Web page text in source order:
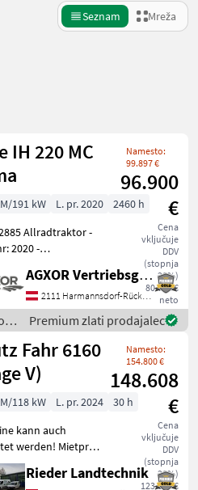
Seznam Mreža
Filtri
IH 220 MC
Namesto:
99.897 €
96.900
€
Cena
vključuje
DDV
(stopnja
20%)
80.750 €
neto
191 kW L. pr. 2020
2460 h
-
2020 -
elektr.
- mit 2
-
Be
AGXOR Vertriebsgesellschaft Ost GmbH
2111 Harmannsdorf-Rückersdorf
/
Premium zlati prodajalec
Fahr 6160
V)
Namesto:
154.800 €
148.608
€
Cena
vključuje
DDV
(stopnja
20%)
123.840 €
118 kW L. pr. 2024
30 h
kann auch
werden! Mietpreis
MwSt. Modell:
ohne Frontlader
Rieder Landtechnik